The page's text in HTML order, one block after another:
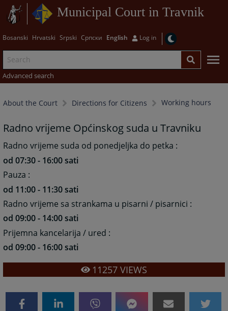
Municipal Court in Travnik
Bosanski Hrvatski Srpski Српски English Log in
Advanced search
About the Court Directions for Citizens Working hours
Radno vrijeme Općinskog suda u Travniku
Radno vrijeme suda od ponedjeljka do petka :
od 07:30 - 16:00 sati
Pauza :
od 11:00 - 11:30 sati
Radno vrijeme sa strankama u pisarni / pisarnici :
od 09:00 - 14:00 sati
Prijemna kancelarija / ured :
od 09:00 - 16:00 sati
11257 VIEWS